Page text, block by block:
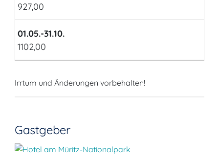
927,00
01.05.-31.10.
1102,00
Irrtum und Änderungen vorbehalten!
Gastgeber